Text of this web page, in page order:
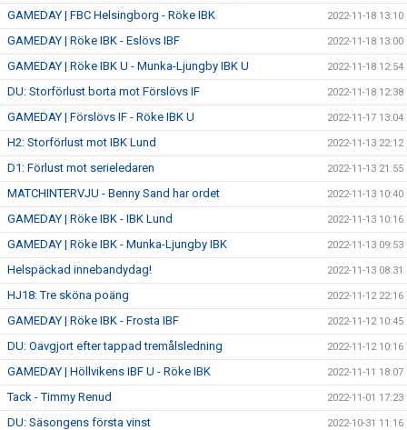
GAMEDAY | FBC Helsingborg - Röke IBK 2022-11-18 13:10
GAMEDAY | Röke IBK - Eslövs IBF 2022-11-18 13:00
GAMEDAY | Röke IBK U - Munka-Ljungby IBK U 2022-11-18 12:54
DU: Storförlust borta mot Förslövs IF 2022-11-18 12:38
GAMEDAY | Förslövs IF - Röke IBK U 2022-11-17 13:04
H2: Storförlust mot IBK Lund 2022-11-13 22:12
D1: Förlust mot serieledaren 2022-11-13 21:55
MATCHINTERVJU - Benny Sand har ordet 2022-11-13 10:40
GAMEDAY | Röke IBK - IBK Lund 2022-11-13 10:16
GAMEDAY | Röke IBK - Munka-Ljungby IBK 2022-11-13 09:53
Helspäckad innebandydag! 2022-11-13 08:31
HJ18: Tre sköna poäng 2022-11-12 22:16
GAMEDAY | Röke IBK - Frosta IBF 2022-11-12 10:45
DU: Oavgjort efter tappad tremålsledning 2022-11-12 10:16
GAMEDAY | Höllvikens IBF U - Röke IBK 2022-11-11 18:07
Tack - Timmy Renud 2022-11-01 17:23
DU: Säsongens första vinst 2022-10-31 11:16